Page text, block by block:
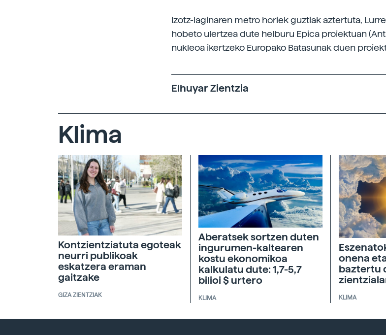
Izotz-laginaren metro horiek guztiak aztertuta,
hobeto ulertzea dute helburu Epica proiektuan
nukleoa ikertzeko Europako Batasunak duen
Elhuyar Zientzia
Klima
Kontzientziatuta egoteak
neurri publikoak
eskatzera eraman
gaitzake
GIZA ZIENTZIAK
Aberatsek sortzen duten
ingurumen-kaltearen
kostu ekonomikoa
kalkulatu dute: 1,7-5,7
bilioi $ urtero
KLIMA
onena
baztertu
KLIMA